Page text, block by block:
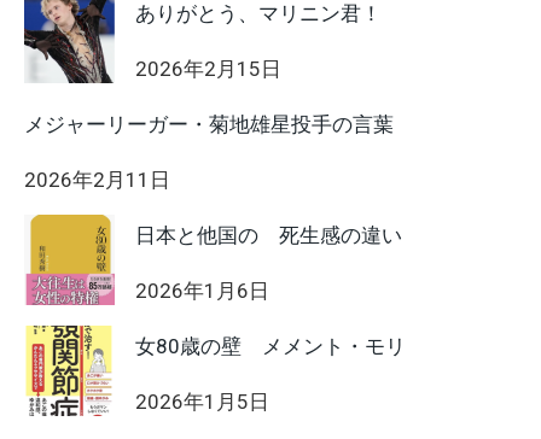
ありがとう、マリニン君！
2026年2月15日
メジャーリーガー・菊地雄星投手の言葉
2026年2月11日
日本と他国の 死生感の違い
2026年1月6日
女80歳の壁 メメント・モリ
2026年1月5日